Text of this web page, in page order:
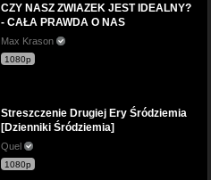
CZY NASZ ZWIAZEK JEST IDEALNY?
- CAŁA PRAWDA O NAS
Max Krason
1080p
Streszczenie Drugiej Ery Śródziemia
[Dzienniki Śródziemia]
Quel
1080p